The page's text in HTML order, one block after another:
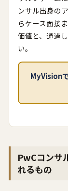
ンサル出身の
らケース面接
価値と、通過
い。
MyVision
PwCコンサ
れるもの